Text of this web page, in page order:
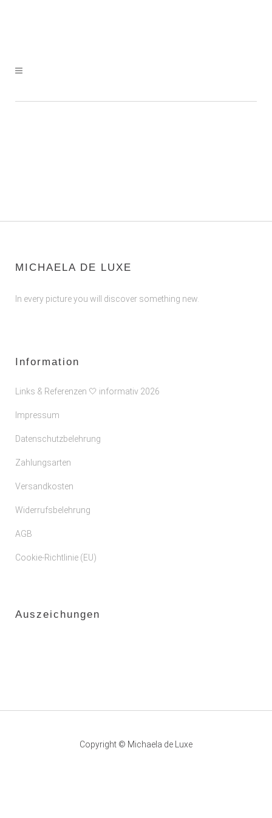
MICHAELA DE LUXE
In every picture you will discover something new.
Information
Links & Referenzen 🤍 informativ 2026
Impressum
Datenschutzbelehrung
Zahlungsarten
Versandkosten
Widerrufsbelehrung
AGB
Cookie-Richtlinie (EU)
Auszeichungen
Copyright © Michaela de Luxe